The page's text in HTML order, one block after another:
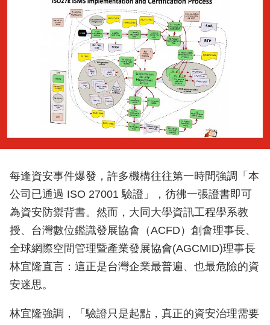
每逢資安事件爆發，許多機構往往第一時間強調「本
公司已通過 ISO 27001 驗證」，彷彿一張證書即可
為資安防禦背書。然而，大同大學資訊工程學系教
授、台灣數位鑑識發展協會（ACFD）創會理事長、
全球網際空間管理暨產業發展協會(AGCMID)理事長
林宜隆直言：這正是台灣企業最普遍、也最危險的資
安迷思。
林宜隆強調，「驗證只是起點，真正的資安治理需要